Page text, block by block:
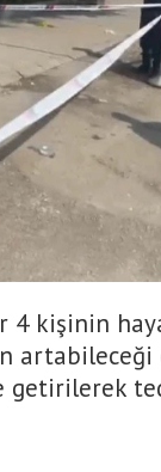
4 kişinin
getirilerek